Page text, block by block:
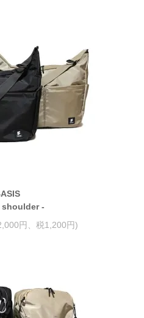
-
円、税1,200円)